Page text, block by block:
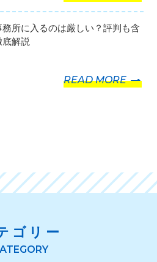
務所に入るのは厳しい？評判も含
底解説
READ MORE
ゴリー